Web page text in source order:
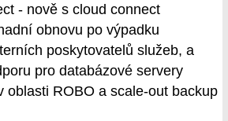
- nově s cloud connect
obnovu po výpadku
poskytovatelů služeb, a
pro databázové servery
oblasti ROBO a scale-out backup